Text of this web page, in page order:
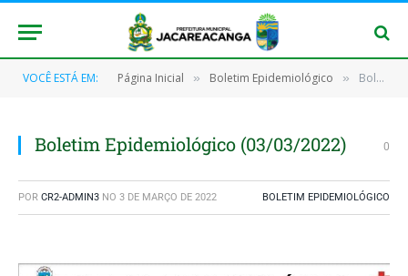
VOCÊ ESTÁ EM: Página Inicial » Boletim Epidemiológico » Boletim Epidemiológico (03/03/2022)
Boletim Epidemiológico (03/03/2022) 0
POR CR2-ADMIN3 NO 3 DE MARÇO DE 2022 BOLETIM EPIDEMIOLÓGICO